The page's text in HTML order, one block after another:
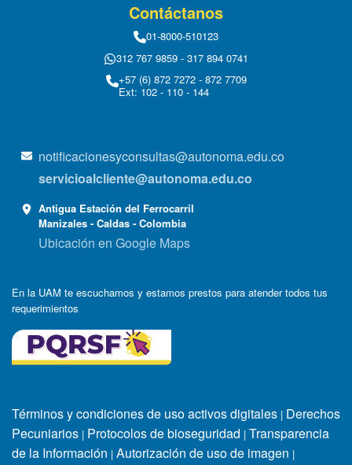
Contáctanos
01-8000-510123
312 767 9859 - 317 894 0741
+57 (6) 872 7272 - 872 7709
Ext: 102 - 110 - 144
notificacionesyconsultas@autonoma.edu.co
servicioalcliente@autonoma.edu.co
Antigua Estación del Ferrocarril
Manizales - Caldas - Colombia
Ubicación en Google Maps
En la UAM te escuchamos y estamos prestos para atender todos tus
requerimientos
Términos y condiciones de uso activos digitales | Derechos
Pecuniarios | Protocolos de bioseguridad | Transparencia
de la Información | Autorización de uso de imagen |